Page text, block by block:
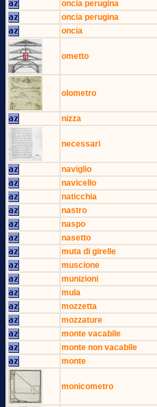
oncia perugina
oncia perugina
oncia
ometto
olometro
nizza
necessari
naviglio
navicello
naticchia
nastro
naspo
nasetto
muta di girelle
muscione
munizioni
mula
mozzetta
mozzature
monte vacabile
monte non vacabile
monte
monicometro